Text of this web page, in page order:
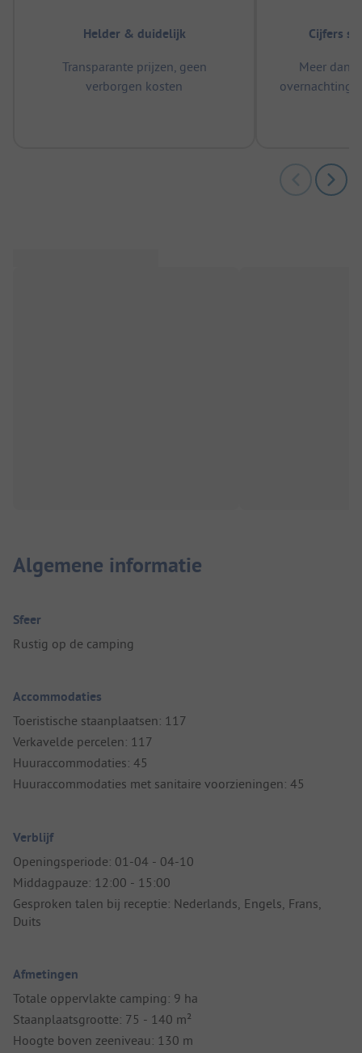
Helder & duidelijk
Transparante prijzen, geen
verborgen kosten
Cijfers
Meer dan
Algemene informatie
Sfeer
Rustig op de camping
Accommodaties
Toeristische staanplaatsen: 117
Verkavelde percelen: 117
Huuraccommodaties: 45
Huuraccommodaties met sanitaire voorzieningen: 45
Verblijf
Openingsperiode: 01-04 - 04-10
Middagpauze: 12:00 - 15:00
Gesproken talen bij receptie: Nederlands, Engels, Frans,
Duits
Afmetingen
Totale oppervlakte camping: 9 ha
Staanplaatsgrootte: 75 - 140 m²
Hoogte boven zeeniveau: 130 m